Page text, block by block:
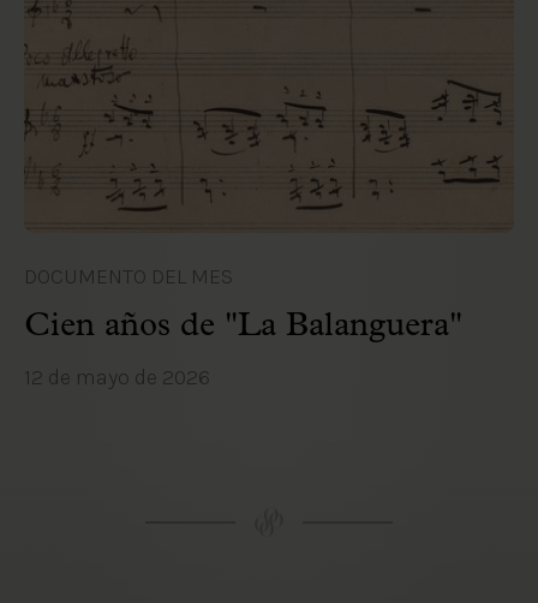
DOCUMENTO DEL MES
Cien años de "La Balanguera"
12 de mayo de 2026